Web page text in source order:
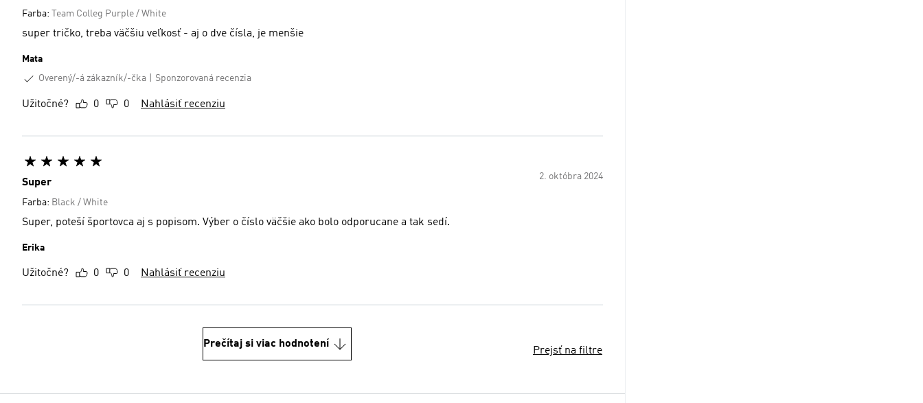
Farba: Team Colleg Purple / White
super tričko, treba väčšiu veľkosť - aj o dve čísla, je menšie
Mata
Overený/-á zákazník/-čka
Sponzorovaná recenzia
Užitočné? 0 0 Nahlásiť recenziu
2. októbra 2024
Super
Farba: Black / White
Super, poteší športovca aj s popisom. Výber o číslo väčšie ako bolo odporucane a tak sedí.
Erika
Užitočné? 0 0 Nahlásiť recenziu
Prečítaj si viac hodnotení
Prejsť na filtre